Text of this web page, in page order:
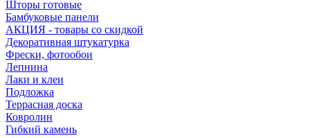
Шторы готовые
Бамбуковые панели
АКЦИЯ - товары со скидкой
Декоративная штукатурка
Фрески, фотообои
Лепнина
Лаки и клеи
Подложка
Террасная доска
Ковролин
Гибкий камень